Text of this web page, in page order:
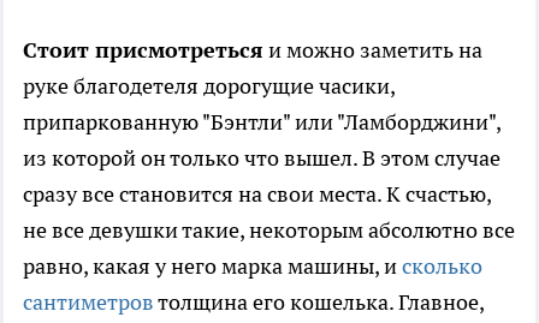
Стоит присмотреться и можно заметить на
руке благодетеля дорогущие часики,
припаркованную "Бэнтли" или "Ламборджини",
из которой он только что вышел. В этом случае
сразу все становится на свои места. К счастью,
не все девушки такие, некоторым абсолютно все
равно, какая у него марка машины, исколько
сантиметровтолщина его кошелька. Главное,